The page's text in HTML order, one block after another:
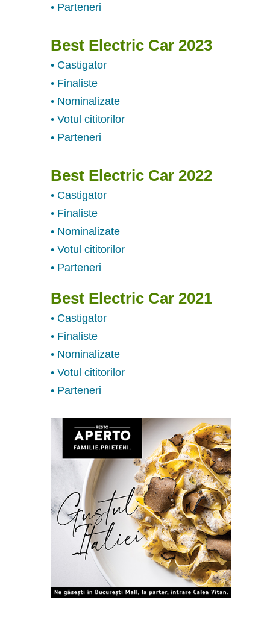
• Parteneri
Best Electric Car 2023
• Castigator
• Finaliste
• Nominalizate
• Votul cititorilor
• Parteneri
Best Electric Car 2022
• Castigator
• Finaliste
• Nominalizate
• Votul cititorilor
• Parteneri
Best Electric Car 2021
• Castigator
• Finaliste
• Nominalizate
• Votul cititorilor
• Parteneri